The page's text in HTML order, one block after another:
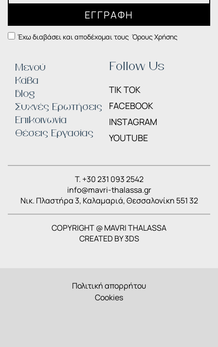
Μενού
Κάβα
Blog
Συχνές Ερωτήσεις
Επικοινωνία
Θέσεις Εργασίας
Follow Us
TIK TOK
FACEBOOK
INSTAGRAM
YOUTUBE
ΕΓΓΡΑΦΗ
Έχω διαβάσει και αποδέχομαι τους Όρους Χρήσης
T. +30 231 093 2542
info@mavri-thalassa.gr
Nικ. Πλαστήρα 3, Καλαμαριά, Θεσσαλονίκη 551 32
COPYRIGHT @ MAVRI THALASSA
CREATED BY3DS
Πολιτική απορρήτου
Cookies